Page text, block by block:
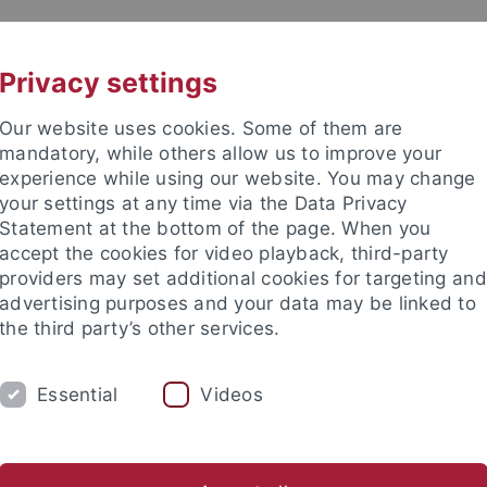
Braungart
SERVICE/DOWNLOADS
Privacy settings
Our website uses cookies. Some of them are
mandatory, while others allow us to improve your
experience while using our website. You may change
your settings at any time via the Data Privacy
Statement at the bottom of the page. When you
accept the cookies for video playback, third-party
providers may set additional cookies for targeting and
advertising purposes and your data may be linked to
the third party’s other services.
Essential Videos